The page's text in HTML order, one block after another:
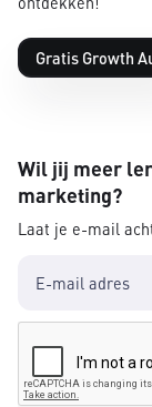
Gratis Growth
Wil jij meer
marketing?
Laat je e-mail